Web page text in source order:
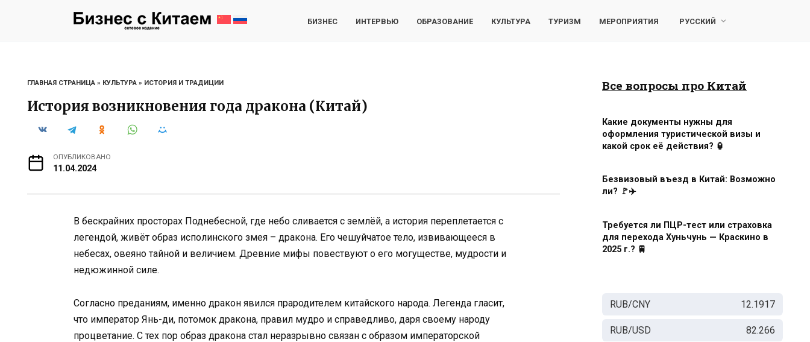
БИЗНЕС ИНТЕРВЬЮ ОБРАЗОВАНИЕ КУЛЬТУРА ТУРИЗМ МЕРОПРИЯТИЯ РУССКИЙ
ГЛАВНАЯ СТРАНИЦА » КУЛЬТУРА » ИСТОРИЯ И ТРАДИЦИИ
История возникновения года дракона (Китай)
ОПУБЛИКОВАНО
11.04.2024
В бескрайних просторах Поднебесной, где небо сливается с землёй, а история переплетается с
легендой, живёт образ исполинского змея – дракона. Его чешуйчатое тело, извивающееся в
небесах, овеяно тайной и величием. Древние мифы повествуют о его могуществе, мудрости и
недюжинной силе.
Согласно преданиям, именно дракон явился прародителем китайского народа. Легенда гласит,
что император Янь-ди, потомок дракона, правил мудро и справедливо, даря своему народу
процветание. С тех пор образ дракона стал неразрывно связан с образом императорской
Все вопросы про Китай
Какие документы нужны для
оформления туристической визы и
какой срок её действия? 🏮
Безвизовый въезд в Китай: Возможно
ли? 🚩✈️
Требуется ли ПЦР-тест или страховка
для перехода Хуньчунь — Краскино в
2025 г.? 🚆
RUB/CNY 12.1917
RUB/USD
82.266